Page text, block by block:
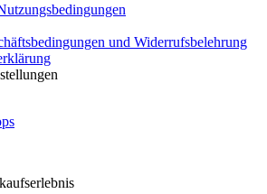
und Widerrufsbelehrung